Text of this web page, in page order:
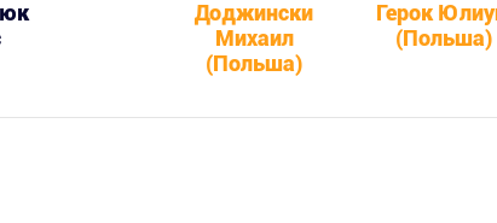
Доджински
Михаил
(Польша)
Герок
(Польша)